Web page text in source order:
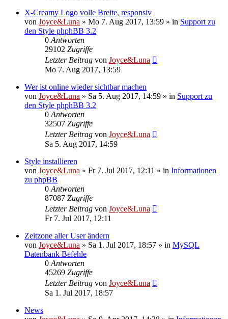
X-Creamy Logo volle Breite, responsiv
von Joyce&Luna » Mo 7. Aug 2017, 13:59 » in Support zu
den Style phphBB 3.2
0 Antworten
29102 Zugriffe
Letzter Beitrag von Joyce&Luna
Mo 7. Aug 2017, 13:59
Wer ist online wieder sichtbar machen
von Joyce&Luna » Sa 5. Aug 2017, 14:59 » in Support zu
den Style phphBB 3.2
0 Antworten
32507 Zugriffe
Letzter Beitrag von Joyce&Luna
Sa 5. Aug 2017, 14:59
Style installieren
von Joyce&Luna » Fr 7. Jul 2017, 12:11 » in Informationen
zu phpBB
0 Antworten
87087 Zugriffe
Letzter Beitrag von Joyce&Luna
Fr 7. Jul 2017, 12:11
Zeitzone aller User ändern
von Joyce&Luna » Sa 1. Jul 2017, 18:57 » in MySQL
Datenbank Befehle
0 Antworten
45269 Zugriffe
Letzter Beitrag von Joyce&Luna
Sa 1. Jul 2017, 18:57
News